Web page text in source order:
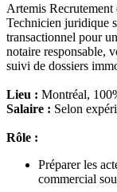
Artemis Recrutement
Technicien juridique
transactionnel pour
notaire responsable,
suivi de dossiers
Lieu : Montréal,
Salaire : Selon
Rôle :
Préparer les
commercial